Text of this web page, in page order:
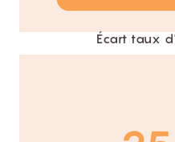
Écart taux